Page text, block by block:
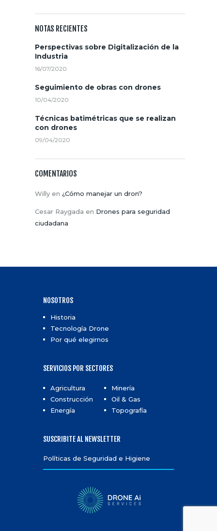
N
T
R
A
D
A
S
NOTAS RECIENTES
Perspectivas sobre Digitalización de la
Industria
16/07/2020
Seguimiento de obras con drones
10/04/2020
Técnicas batimétricas que se realizan
con drones
09/04/2020
COMENTARIOS
Willy en¿Cómo manejar un dron?
Cesar Raygada en Drones para seguridad
ciudadana
NOSOTROS
Historia
Tecnología Drone
Por qué elegirnos
SERVICIOS POR SECTORES
Agricultura
Minería
Construcción
Oil & Gas
Energía
Topografía
SUSCRIBITE AL NEWSLETTER
Políticas de Seguridad e Higiene